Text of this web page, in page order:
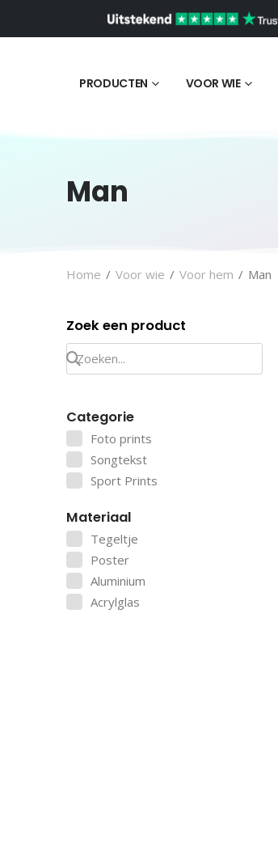
PRODUCTEN VOOR WIE
Man
Home / Voor wie / Voor hem / Man
Zoek een product
Categorie
Foto prints
Songtekst
Sport Prints
Materiaal
Tegeltje
Poster
Aluminium
Acrylglas